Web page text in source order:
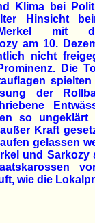
Klima bei
Hinsicht
mit
am 10.
nicht
Die
der
so ungeklärt
Kraft
gelassen
und Sarkozy
wie die